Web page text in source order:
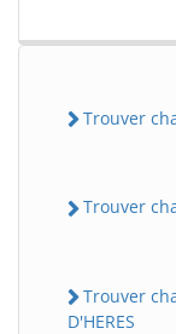
Trouver
Trouver
Trouver
D'HERES